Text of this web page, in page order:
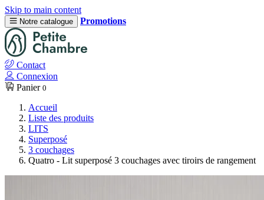
Skip to main content
Notre catalogue Promotions
Contact
Connexion
Panier 0
Accueil
Liste des produits
LITS
Superposé
3 couchages
Quatro - Lit superposé 3 couchages avec tiroirs de rangement